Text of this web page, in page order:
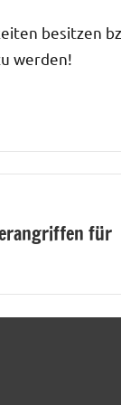
besitzen
werden!
für